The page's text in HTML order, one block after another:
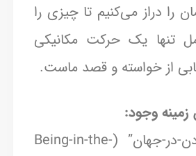
را دراز می‌کنیم تا چیزی را
تنها یک حرکت مکانیکی
از خواسته و قصد ماست.
هایدگر به “بودن-در-جهان” (Being-in-the-